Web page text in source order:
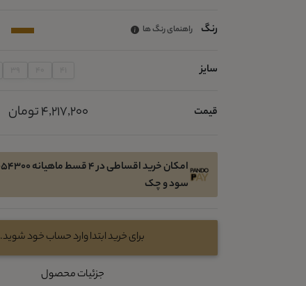
رنگ راهنمای رنگ ها
سایز
قیمت 4,217,200 تومان
سود و چک
برای خرید ابتدا وارد حساب خود شوید.
جزئیات محصول